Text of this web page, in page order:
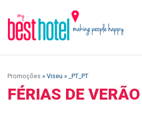
Promoções » Viseu » _PT_PT
FÉRIAS DE